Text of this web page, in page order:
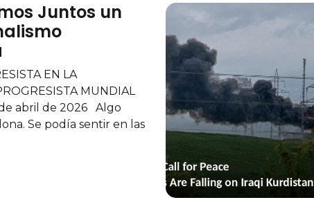
Juntos un
EN LA
MUNDIAL
de abril de 2026 Algo
Se podía sentir en las